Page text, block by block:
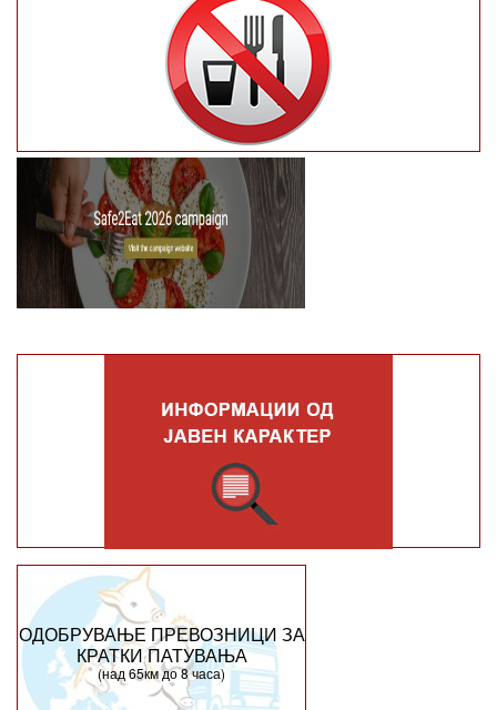
ОДОБРУВАЊЕ ПРЕВОЗНИЦИ ЗА
КРАТКИ ПАТУВАЊА
(над 65км до 8 часа)